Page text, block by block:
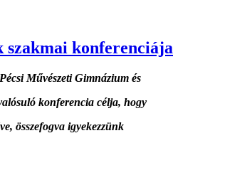
szakmai konferenciája
Művészeti Gimnázium és
konferencia célja, hogy
összefogva igyekezzünk